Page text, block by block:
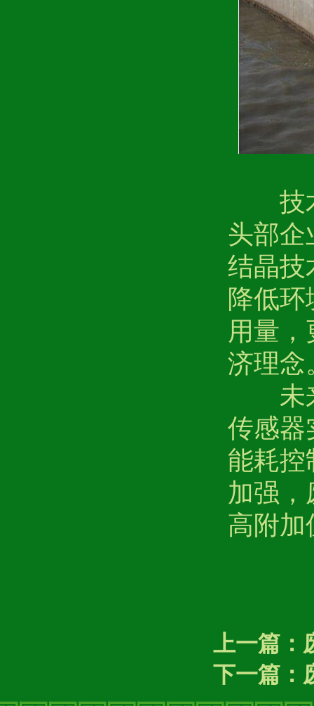
技术
头部企
结晶技
降低
用量
济理念
未
传感器
能耗控
加强，
高附加
上一篇：
下一篇：